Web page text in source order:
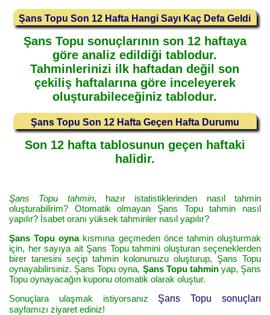
Şans Topu Son 12 Hafta Hangi Sayı Kaç Defa Geldi
Şans Topu sonuçlarının son 12 haftaya
göre analiz edildiği tablodur.
Tahminlerinizi ilk haftadan değil son
çekiliş haftalarına göre inceleyerek
oluşturabileceğiniz tablodur.
Şans Topu Son 12 Hafta Geçen Hafta Durumu
Son 12 hafta tablosunun geçen haftaki
halidir.
Şans Topu tahmin, hazır istatistiklerinden nasıl tahmin
oluşturabilirim? Otomatik olmayan Şans Topu tahmin nasıl
yapılır? İsabet oranı yüksek tahminler nasıl yapılır?
Şans Topu oynakısmına geçmeden önce tahmin oluşturmak
için, her sayıya ait Şans Topu tahmini oluşturan seçeneklerden
birer tanesini seçip tahmin kolonunuzu oluşturup, Şans Topu
oynayabilirsiniz. Şans Topu oyna, Şans Topu tahminyap, Şans
Topu oynayacağın kuponu otomatik olarak oluştur.
Sonuçlara ulaşmak istiyorsanız Şans Topu sonuçları
sayfamızı ziyaret ediniz!